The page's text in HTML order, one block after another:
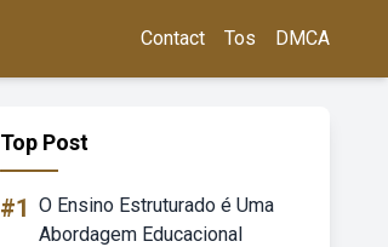
Contact Tos DMCA
Top Post
#1 O Ensino Estruturado é Uma
Abordagem Educacional